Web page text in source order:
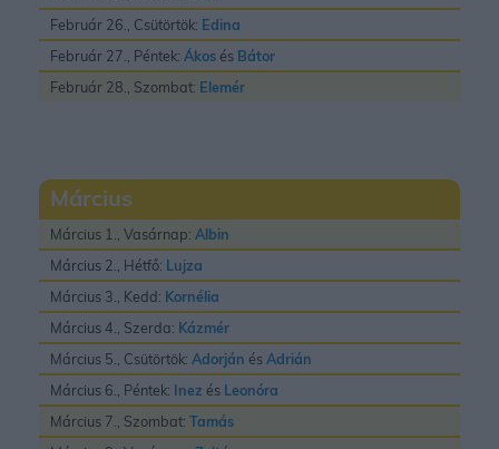
Február 26., Csütörtök: Edina
Február 27., Péntek: Ákos és Bátor
Február 28., Szombat: Elemér
Március
Március 1., Vasárnap: Albin
Március 2., Hétfő: Lujza
Március 3., Kedd: Kornélia
Március 4., Szerda: Kázmér
Március 5., Csütörtök: Adorján ésAdrián
Március 6., Péntek: Inez és Leonóra
Március 7., Szombat: Tamás